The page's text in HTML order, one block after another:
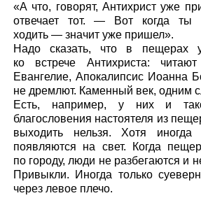
«А что, говорят, Антихрист уже
отвечает тот. — Вот когда ты
ходить — значит уже пришел».
Надо сказать, что в пещерах
ко встрече Антихриста:
Евангелие, Апокалипсис Иоанна
не дремлют. Каменный век, одним
Есть, например, у них и
благословения настоятеля из
выходить нельзя. Хотя
появляются на свет. Когда
по городу, люди не разбегаются и
Привыкли. Иногда только
через левое плечо.